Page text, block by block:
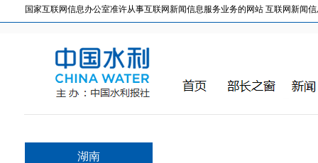
国家互联网信息办公室准许从事互联网新闻信息服务业务的网站 互联网新闻信
湖南